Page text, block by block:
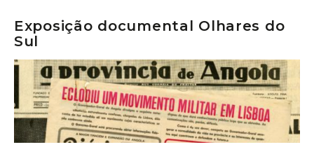
Investigação
Projetos
Atividades
Publicações
Recursos
Multimédia
Biblioteca
Exposição documental Olhares do
Sul